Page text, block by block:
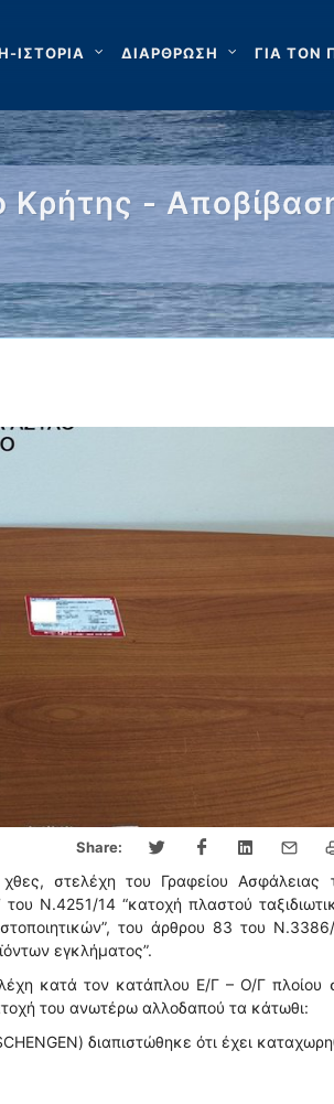
ΙΣΤΟΡΙΑ ΔΙΑΡΘΡΩΣΗ ΓΙΑ ΤΟΝ
-
Share:
στελέχη του Γραφείου Ασφάλειας
Ν.4251/14 “κατοχή πλαστού
του άρθρου 83 του
εγκλήματος”.
κατά τον κατάπλου Ε/Γ – Ο/Γ πλοίου
του ανωτέρω αλλοδαπού τα κάτωθι:
διαπιστώθηκε ότι έχει